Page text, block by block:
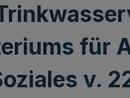
für
v.